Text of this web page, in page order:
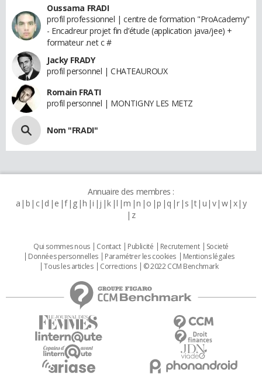
Oussama FRADI
profil professionnel | centre de formation "ProAcademy"
- Encadreur projet fin d’étude (application java/jee) +
formateur .net c #
Jacky FRADY
profil personnel | CHATEAUROUX
Romain FRATI
profil personnel | MONTIGNY LES METZ
Nom "FRADI"
Annuaire des membres :
a b c d e f g h i j k l m n o p q r s t u v w x y
z
Qui sommes nous Contact Publicité Recrutement
Societé
Données personnelles
Paramétrer les cookies
Mentions légales
Tous les articles
Corrections © 2022 CCM Benchmark